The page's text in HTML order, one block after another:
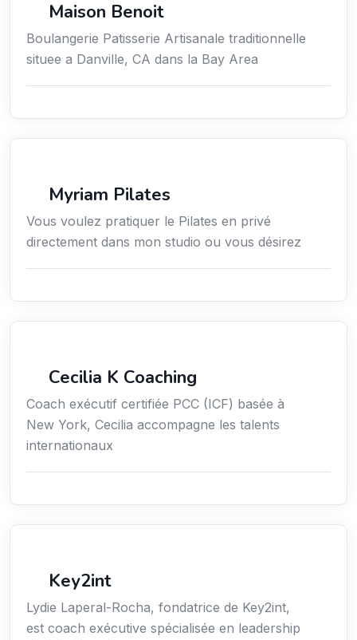
Maison Benoit
Boulangerie Patisserie Artisanale traditionnelle
situee a Danville, CA dans la Bay Area
Myriam Pilates
Vous voulez pratiquer le Pilates en privé
directement dans mon studio ou vous désirez
Cecilia K Coaching
Coach exécutif certifiée PCC (ICF) basée à
New York, Cecilia accompagne les talents
internationaux
Key2int
Lydie Laperal-Rocha, fondatrice de Key2int,
est coach exécutive spécialisée en leadership